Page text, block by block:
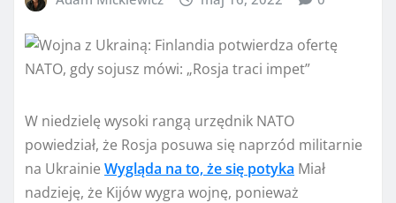
W niedzielę wysoki rangą urzędnik NATO
powiedział, że Rosja posuwa się naprzód militarnie
na Ukrainie Wygląda na to, że się potyka Miał
nadzieję, że Kijów wygra wojnę, ponieważ